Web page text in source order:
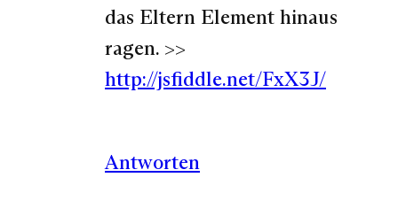
das Eltern Element hinaus
ragen. >>
http://jsfiddle.net/FxX3J/
Antworten